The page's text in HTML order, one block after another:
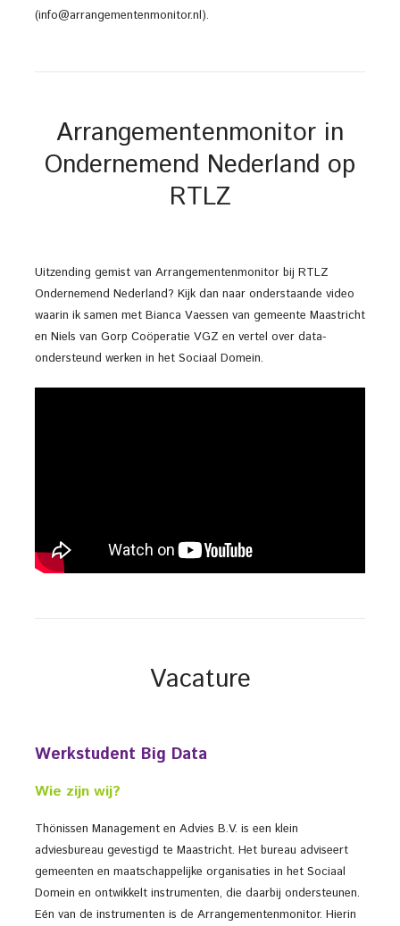
(info@arrangementenmonitor.nl).
Arrangementenmonitor in
Ondernemend Nederland op
RTLZ
Uitzending gemist van Arrangementenmonitor bij RTLZ
Ondernemend Nederland? Kijk dan naar onderstaande video
waarin ik samen met Bianca Vaessen van gemeente Maastricht
en Niels van Gorp Coöperatie VGZ en vertel over data-
ondersteund werken in het Sociaal Domein.
Vacature
Werkstudent Big Data
Wie zijn wij?
Thönissen Management en Advies B.V. is een klein
adviesbureau gevestigd te Maastricht. Het bureau adviseert
gemeenten en maatschappelijke organisaties in het Sociaal
Domein en ontwikkelt instrumenten, die daarbij ondersteunen.
Eén van de instrumenten is de Arrangementenmonitor. Hierin